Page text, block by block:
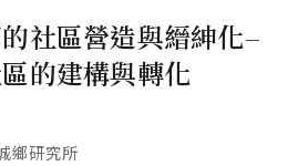
社區營造與縉紳化–
的建構與轉化
鄉研究所